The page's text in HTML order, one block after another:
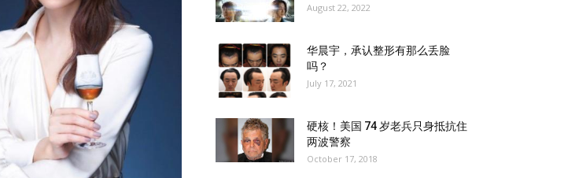
August 22, 2022
华晨宇，承认整形有那么丢脸
吗？
July 17, 2021
硬核！美国 74 岁老兵只身抵抗住
两波警察
October 17, 2018